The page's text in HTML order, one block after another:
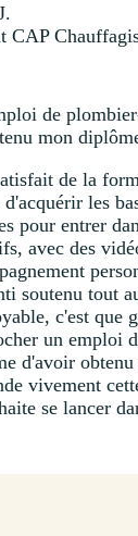
CAP
de
mon
de la
les
pour entrer
avec des
soutenu tout
c'est que
un emploi
d'avoir
vivement
se lancer